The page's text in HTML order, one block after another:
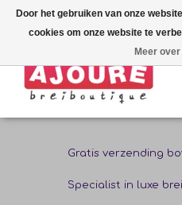
Gratis verzending
Specialist in luxe
Door het gebruiken van onze
cookies om onze website te
Meer